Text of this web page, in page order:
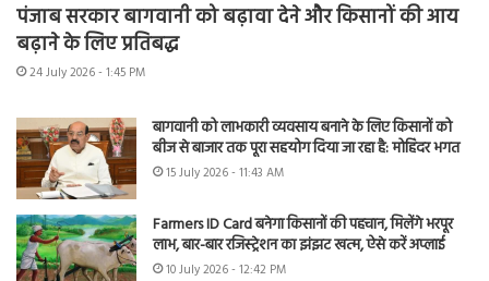
पंजाब सरकार बागवानी को बढ़ावा देने और किसानों की आय
बढ़ाने के लिए प्रतिबद्ध
24 July 2026 - 1:45 PM
बागवानी को लाभकारी व्यवसाय बनाने के लिए किसानों को
बीज से बाजार तक पूरा सहयोग दिया जा रहा है: मोहिंदर भगत
15 July 2026 - 11:43 AM
Farmers ID Card बनेगा किसानों की पहचान, मिलेंगे भरपूर
लाभ, बार-बार रजिस्ट्रेशन का झंझट खत्म, ऐसे करें अप्लाई
10 July 2026 - 12:42 PM